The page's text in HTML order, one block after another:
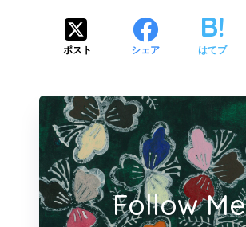
ポスト シェア はてブ
Follow Me